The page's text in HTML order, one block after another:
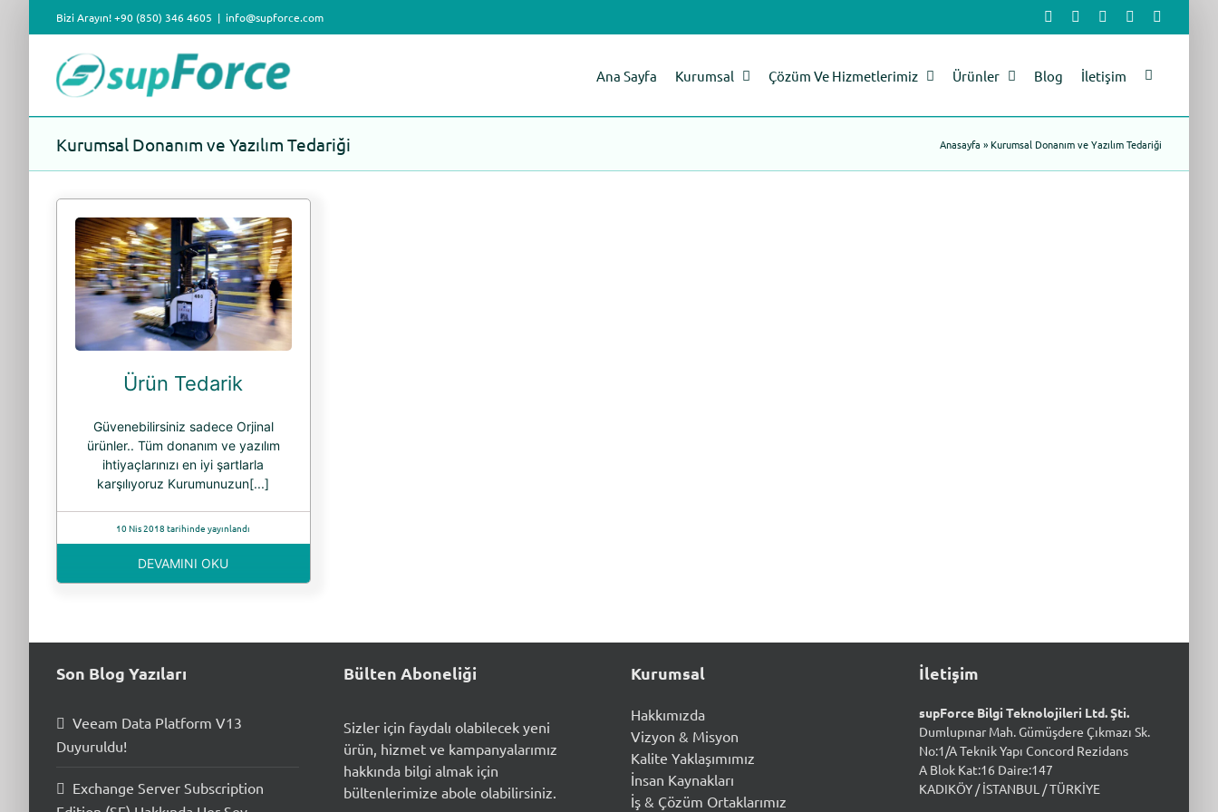
Bizi Arayın! +90 (850) 346 4605 | info@supforce.com Facebook LinkedInYouTube
Ana Sayfa Kurumsal Çözüm Ve Hizmetlerimiz Ürünler Blog İletişim
Kurumsal Donanım ve Yazılım Tedariği Anasayfa » Kurumsal Donanım ve Yazılım Tedariği
Ürün Tedarik
Güvenebilirsiniz sadece Orjinal
ürünler.. Tüm donanım ve yazılım
ihtiyaçlarınızı en iyi şartlarla
karşılıyoruz Kurumunuzun[...]
10 Nis 2018 tarihinde yayınlandı
DEVAMINI OKU
Son Blog Yazıları
Veeam Data Platform V13
Duyuruldu!
Exchange Server Subscription
Bülten Aboneliği
Sizler için faydalı olabilecek yeni
ürün, hizmet ve kampanyalarımız
hakkında bilgi almak için
bültenlerimize abole olabilirsiniz.
Kurumsal
Hakkımızda
Vizyon & Misyon
Kalite Yaklaşımımız
İnsan Kaynakları
İş & Çözüm Ortaklarımız
İletişim
supForce Bilgi Teknolojileri Ltd. Şti.
Dumlupınar Mah. Gümüşdere Çıkmazı Sk.
No:1/A Teknik Yapı Concord Rezidans
A Blok Kat:16 Daire:147
KADIKÖY / İSTANBUL / TÜRKİYE